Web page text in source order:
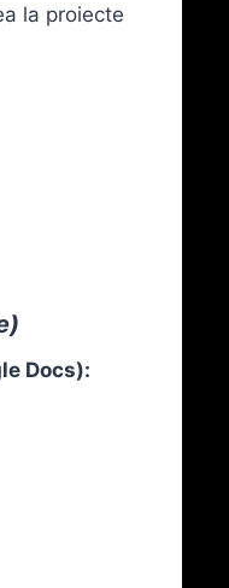
la proiecte
Docs):